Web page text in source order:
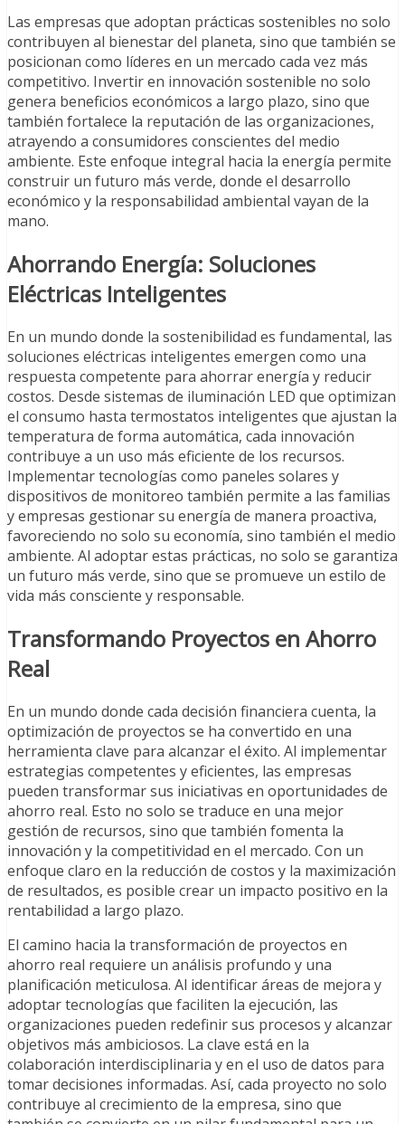
Las empresas que adoptan prácticas sostenibles no solo
contribuyen al bienestar del planeta, sino que también se
posicionan como líderes en un mercado cada vez más
competitivo. Invertir en innovación sostenible no solo
genera beneficios económicos a largo plazo, sino que
también fortalece la reputación de las organizaciones,
atrayendo a consumidores conscientes del medio
ambiente. Este enfoque integral hacia la energía permite
construir un futuro más verde, donde el desarrollo
económico y la responsabilidad ambiental vayan de la
mano.
Ahorrando Energía: Soluciones
Eléctricas Inteligentes
En un mundo donde la sostenibilidad es fundamental, las
soluciones eléctricas inteligentes emergen como una
respuesta competente para ahorrar energía y reducir
costos. Desde sistemas de iluminación LED que optimizan
el consumo hasta termostatos inteligentes que ajustan la
temperatura de forma automática, cada innovación
contribuye a un uso más eficiente de los recursos.
Implementar tecnologías como paneles solares y
dispositivos de monitoreo también permite a las familias
y empresas gestionar su energía de manera proactiva,
favoreciendo no solo su economía, sino también el medio
ambiente. Al adoptar estas prácticas, no solo se garantiza
un futuro más verde, sino que se promueve un estilo de
vida más consciente y responsable.
Transformando Proyectos en Ahorro
Real
En un mundo donde cada decisión financiera cuenta, la
optimización de proyectos se ha convertido en una
herramienta clave para alcanzar el éxito. Al implementar
estrategias competentes y eficientes, las empresas
pueden transformar sus iniciativas en oportunidades de
ahorro real. Esto no solo se traduce en una mejor
gestión de recursos, sino que también fomenta la
innovación y la competitividad en el mercado. Con un
enfoque claro en la reducción de costos y la maximización
de resultados, es posible crear un impacto positivo en la
rentabilidad a largo plazo.
El camino hacia la transformación de proyectos en
ahorro real requiere un análisis profundo y una
planificación meticulosa. Al identificar áreas de mejora y
adoptar tecnologías que faciliten la ejecución, las
organizaciones pueden redefinir sus procesos y alcanzar
objetivos más ambiciosos. La clave está en la
colaboración interdisciplinaria y en el uso de datos para
tomar decisiones informadas. Así, cada proyecto no solo
contribuye al crecimiento de la empresa, sino que